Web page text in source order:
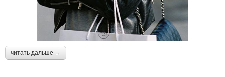
читать дальше →